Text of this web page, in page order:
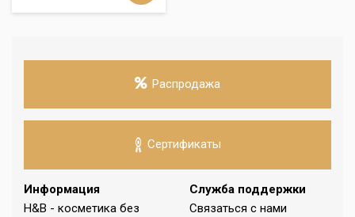
Распродажа
Сертификаты
Информация
H&B - косметика без
Служба поддержки
Связаться с нами